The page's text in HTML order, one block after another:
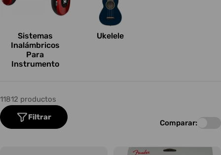
Sistemas
Inalámbricos
Para
Instrumento
Ukelele
11812 productos
Filtrar
Comparar: